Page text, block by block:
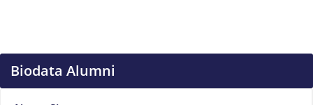
Biodata Alumni